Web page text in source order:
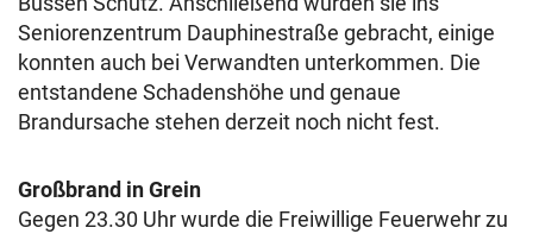
Seniorenzentrum Dauphinestraße gebracht, einige
konnten auch bei Verwandten unterkommen. Die
entstandene Schadenshöhe und genaue
Brandursache stehen derzeit noch nicht fest.
Großbrand in Grein
Gegen 23.30 Uhr wurde die Freiwillige Feuerwehr zu